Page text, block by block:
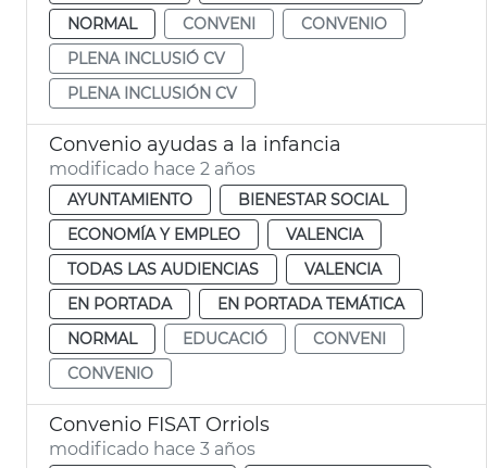
NORMAL
CONVENI
CONVENIO
PLENA INCLUSIÓ CV
PLENA INCLUSIÓN CV
Convenio ayudas a la infancia
modificado hace 2 años
AYUNTAMIENTO
BIENESTAR SOCIAL
ECONOMÍA Y EMPLEO
VALENCIA
TODAS LAS AUDIENCIAS
VALENCIA
EN PORTADA
EN PORTADA TEMÁTICA
NORMAL
EDUCACIÓ
CONVENI
CONVENIO
Convenio FISAT Orriols
modificado hace 3 años